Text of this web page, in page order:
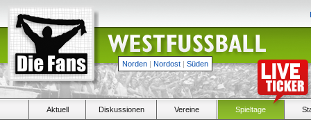
Norden | Nordost | Süden
Aktuell Diskussionen Vereine Spieltage